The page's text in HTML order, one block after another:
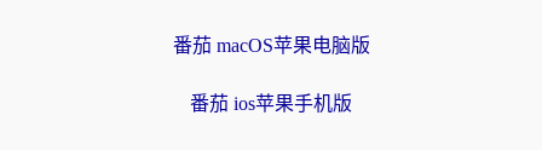
番茄 macOS苹果电脑版
番茄 ios苹果手机版